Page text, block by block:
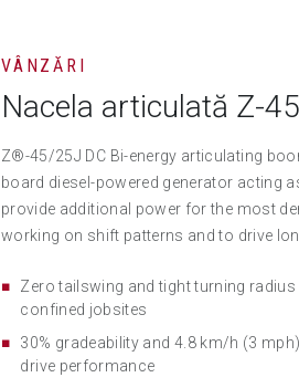
VÂNZĂRI
Nacela articulată Z-
Z®-45/25J DC Bi-energy articulating
board diesel-powered generator acting
provide additional power for the most
working on shift patterns and to drive
Zero tailswing and tight turning
confined jobsites
30% gradeability and 4.8 km/h (3
drive performance